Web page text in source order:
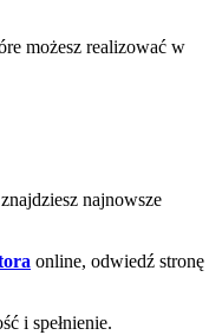
możesz realizować w
najnowsze
online, odwiedź stronę
i spełnienie.